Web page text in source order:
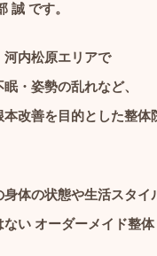
誠 です。
河内松原エリアで
・姿勢の乱れなど、
改善を目的とした整体
体の状態や生活スタイ
ない オーダーメイド整